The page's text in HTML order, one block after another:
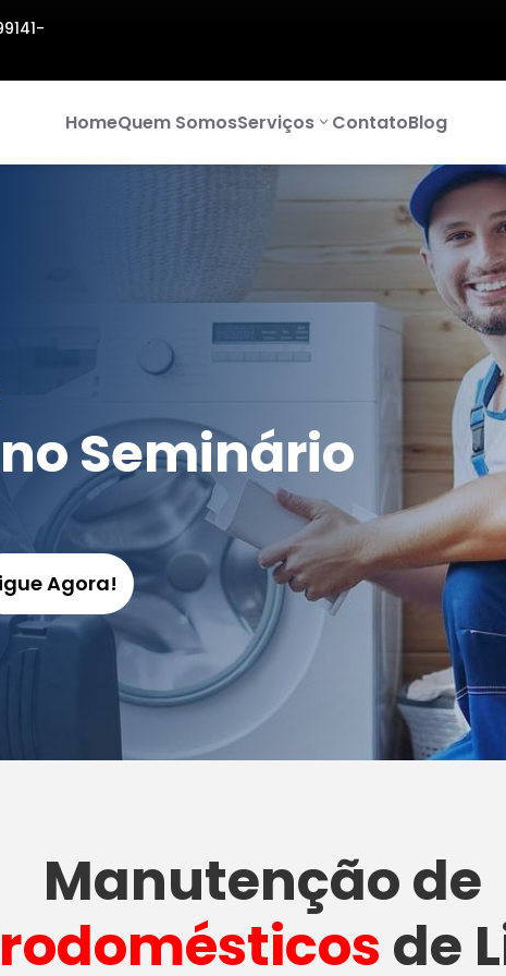
HomeQuem SomosServiços ContatoBlog
no Seminário
Agora!
Manutençãode
de